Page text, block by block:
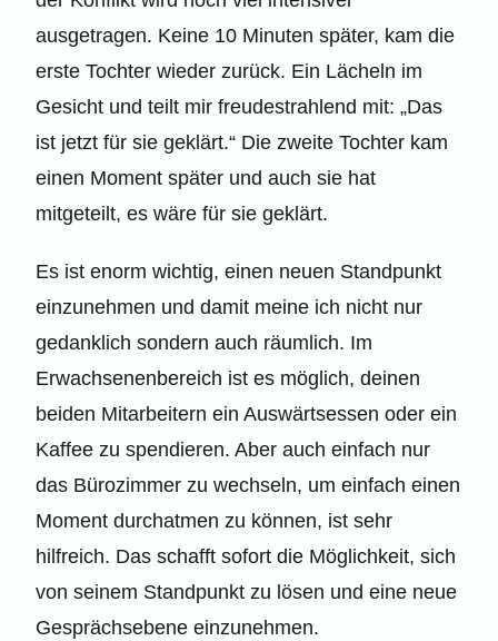
ausgetragen. Keine 10 Minuten später, kam die
erste Tochter wieder zurück. Ein Lächeln im
Gesicht und teilt mir freudestrahlend mit: „Das
ist jetzt für sie geklärt.“ Die zweite Tochter kam
einen Moment später und auch sie hat
mitgeteilt, es wäre für sie geklärt.
Es ist enorm wichtig, einen neuen Standpunkt
einzunehmen und damit meine ich nicht nur
gedanklich sondern auch räumlich. Im
Erwachsenenbereich ist es möglich, deinen
beiden Mitarbeitern ein Auswärtsessen oder ein
Kaffee zu spendieren. Aber auch einfach nur
das Bürozimmer zu wechseln, um einfach einen
Moment durchatmen zu können, ist sehr
hilfreich. Das schafft sofort die Möglichkeit, sich
von seinem Standpunkt zu lösen und eine neue
Gesprächsebene einzunehmen.